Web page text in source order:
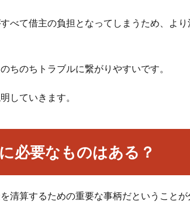
べて借主の負担となってしまうため、より
ちのちトラブルに繋がりやすいです。
していきます。
必要なものはある？
清算するための重要な事柄だということが